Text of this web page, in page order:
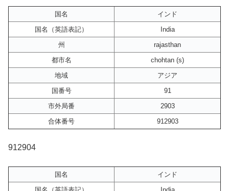
国名
インド
国名（英語表記）
India
州
rajasthan
都市名
chohtan (s)
地域
アジア
国番号
91
市外局番
2903
合体番号
912903
912904
国名
インド